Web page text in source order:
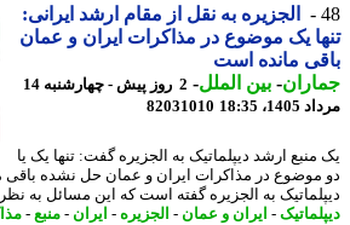
الجزیره به نقل از مقام ارشد ایرانی:
یک موضوع در مذاکرات ایران و عمان
مانده است
- بین الملل-
2 روز پیش - چهارشنبه 14
18:35
82031010
ارشد دیپلماتیک به الجزیره گفت: تنها یک یا
در مذاکرات ایران و عمان حل نشده باقی
به الجزیره گفته است که این مسائل به نظر
-ایران و عمان-الجزیره-ایران - منبع -